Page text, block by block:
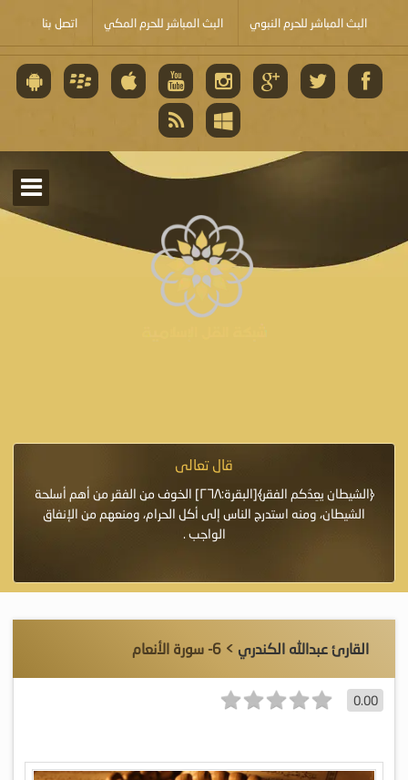
البث المباشر للحرم النبوي البث المباشر للحرم المكي اتصل بنا
قال تعالى
﴿الشيطان يعِدُكم الفقر﴾[البقرة:٢٦٨] الخوف من الفقر من أهم أسلحة
الشيطان، ومنه استدرج الناس إلى أكل الحرام، ومنعهم من الإنفاق
الواجب .
القارئ عبدالله الكندري > 6- سورة الأنعام
0.00